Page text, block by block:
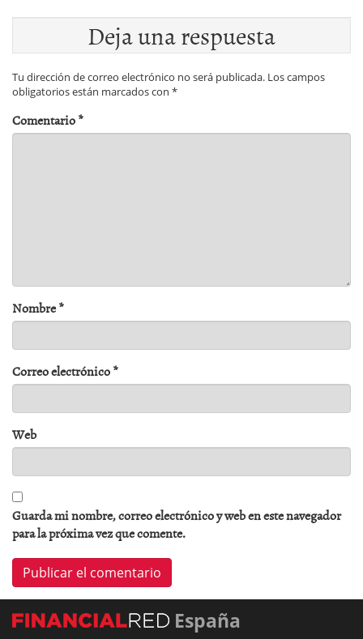
Deja una respuesta
Tu dirección de correo electrónico no será publicada. Los campos
obligatorios están marcados con *
Comentario*
Nombre*
Correo electrónico*
Web
Guarda mi nombre, correo electrónico y web en este navegador
para la próxima vez que comente.
España